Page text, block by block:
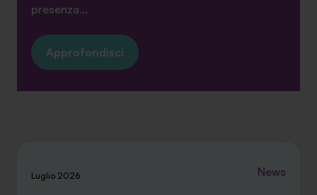
presenza...
Approfondisci
Luglio 2026 News